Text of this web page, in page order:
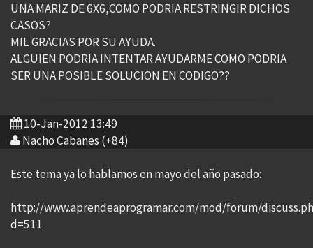
UNA MARIZ DE 6X6,COMO PODRIA RESTRINGIR DICHOS
CASOS?
MIL GRACIAS POR SU AYUDA.
ALGUIEN PODRIA INTENTAR AYUDARME COMO PODRIA
SER UNA POSIBLE SOLUCION EN CODIGO??
10-Jan-2012 13:49
Nacho Cabanes (+84)
Este tema ya lo hablamos en mayo del año pasado:
http://www.aprendeaprogramar.com/mod/forum/
d=511